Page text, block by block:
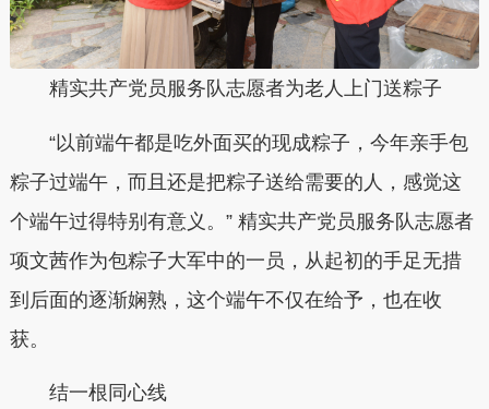
精实共产党员服务队志愿者为老人上门送粽子
“以前端午都是吃外面买的现成粽子，今年亲手包
粽子过端午，而且还是把粽子送给需要的人，感觉这
个端午过得特别有意义。” 精实共产党员服务队志愿者
项文茜作为包粽子大军中的一员，从起初的手足无措
到后面的逐渐娴熟，这个端午不仅在给予，也在收
获。
结一根同心线